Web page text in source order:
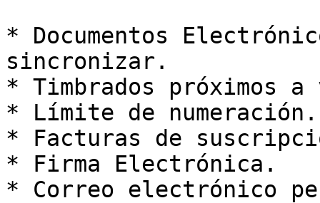
* Documentos
sincronizar.
* Timbrados próximos a
* Límite de numeración.
* Facturas de
* Firma Electrónica.
* Correo electrónico